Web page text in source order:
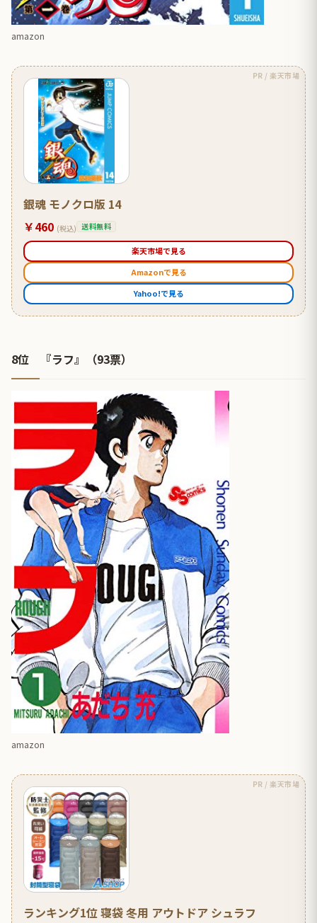
amazon
PR / 楽天市場
銀魂 モノクロ版 14
￥460 (税込) 送料無料
楽天市場で見る
Amazonで見る
Yahoo!で見る
8位 『ラフ』（93票）
amazon
PR / 楽天市場
ランキング1位 寝袋 冬用 アウトドア シュラフ